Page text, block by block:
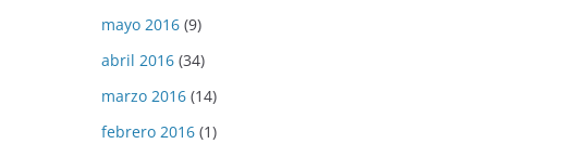
mayo 2016 (9)
abril 2016 (34)
marzo 2016 (14)
febrero 2016 (1)